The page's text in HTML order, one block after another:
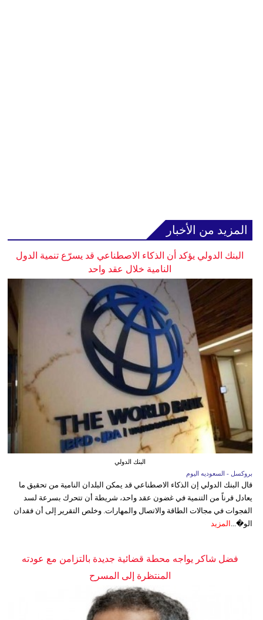
المزيد من الأخبار
البنك الدولي يؤكد أن الذكاء الاصطناعي قد يسرّع تنمية الدول
النامية خلال عقد واحد
البنك الدولي
بروكسل - السعوديه اليوم
قال البنك الدولي إن الذكاء الاصطناعي قد يمكن البلدان النامية من تحقيق ما
يعادل قرناً من التنمية في غضون عقد واحد، شريطة أن تتحرك بسرعة لسد
الفجوات في مجالات الطاقة والاتصال والمهارات. وخلص التقرير إلى أن فقدان
الو�... المزيد
فضل شاكر يواجه محطة قضائية جديدة بالتزامن مع عودته
المنتظرة إلى المسرح